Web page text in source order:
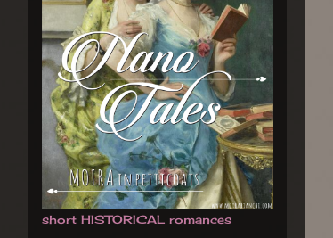
short HISTORICAL romances